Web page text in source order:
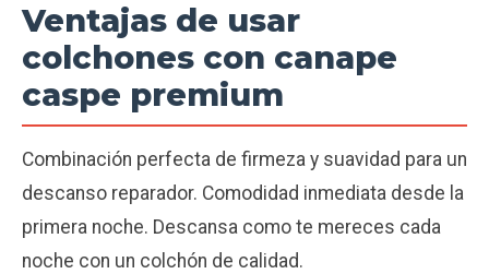
Ventajas de usar
colchones con canape
caspe premium
Combinación perfecta de firmeza y suavidad para un
descanso reparador. Comodidad inmediata desde la
primera noche. Descansa como te mereces cada
noche con un colchón de calidad.